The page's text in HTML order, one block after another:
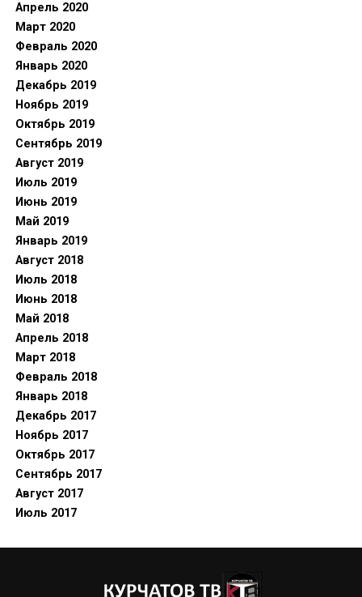
Апрель 2020
Март 2020
Февраль 2020
Январь 2020
Декабрь 2019
Ноябрь 2019
Октябрь 2019
Сентябрь 2019
Август 2019
Июль 2019
Июнь 2019
Май 2019
Январь 2019
Август 2018
Июль 2018
Июнь 2018
Май 2018
Апрель 2018
Март 2018
Февраль 2018
Январь 2018
Декабрь 2017
Ноябрь 2017
Октябрь 2017
Сентябрь 2017
Август 2017
Июль 2017